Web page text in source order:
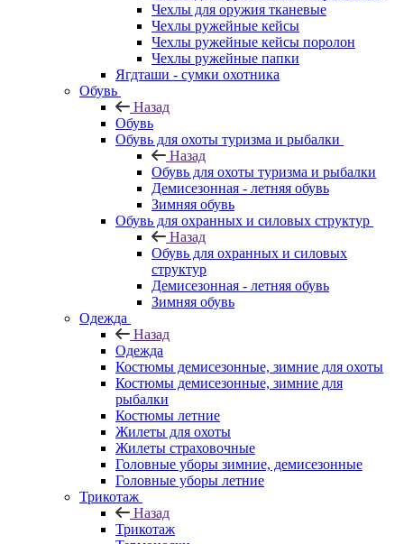
Чехлы для оружия тканевые
Чехлы ружейные кейсы
Чехлы ружейные кейсы поролон
Чехлы ружейные папки
Ягдташи - сумки охотника
Обувь
Назад
Обувь
Обувь для охоты туризма и рыбалки
Назад
Обувь для охоты туризма и рыбалки
Демисезонная - летняя обувь
Зимняя обувь
Обувь для охранных и силовых структур
Назад
Обувь для охранных и силовых
структур
Демисезонная - летняя обувь
Зимняя обувь
Одежда
Назад
Одежда
Костюмы демисезонные, зимние для охоты
Костюмы демисезонные, зимние для
рыбалки
Костюмы летние
Жилеты для охоты
Жилеты страховочные
Головные уборы зимние, демисезонные
Головные уборы летние
Трикотаж
Назад
Трикотаж